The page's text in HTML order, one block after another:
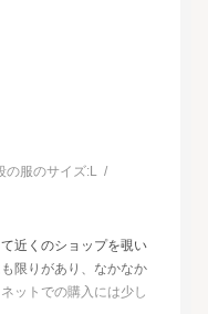
の服のサイズ:L
近くのショップを覗い
限りがあり、なかなか
ットでの購入には少し